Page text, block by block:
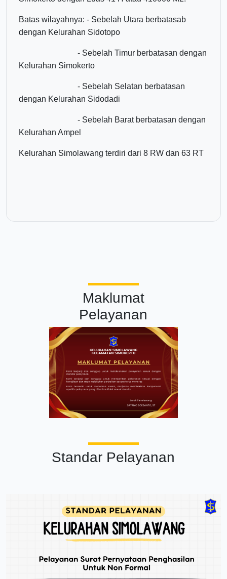
Batas wilayahnya: - Sebelah Utara berbatasab
dengan Kelurahan Sidotopo
- Sebelah Timur berbatasan dengan
Kelurahan Simokerto
- Sebelah Selatan berbatasan
dengan Kelurahan Sidodadi
- Sebelah Barat berbatasan dengan
Kelurahan Ampel
Kelurahan Simolawang terdiri dari 8 RW dan 63 RT
Maklumat
Pelayanan
Standar Pelayanan